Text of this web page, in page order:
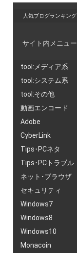
人気ブログランキング
サイト内メニュー
tool:メディア系
tool:システム系
tool:その他
動画エンコード
Adobe
CyberLink
Tips･PCネタ
Tips･PCトラブル
ネット･ブラウザ
セキュリティ
Windows7
Windows8
Windows10
Monacoin